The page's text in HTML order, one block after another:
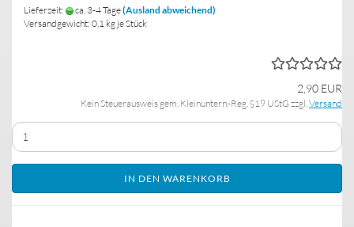
Lieferzeit:
ca. 3-4 Tage(Ausland abweichend)
Versandgewicht: 0,1 kg je Stück
2,90 EUR
Kein Steuerausweis gem. Kleinuntern.-Reg. §19 UStG zzgl. Versand
IN DEN WARENKORB